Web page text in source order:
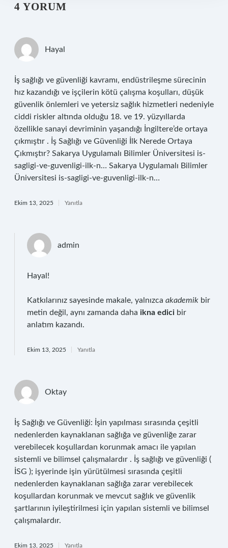
4 YORUM
Hayal
İş sağlığı ve güvenliği kavramı, endüstrileşme sürecinin
hız kazandığı ve işçilerin kötü çalışma koşulları, düşük
güvenlik önlemleri ve yetersiz sağlık hizmetleri nedeniyle
ciddi riskler altında olduğu 18. ve 19. yüzyıllarda
özellikle sanayi devriminin yaşandığı İngiltere’de ortaya
çıkmıştır . İş Sağlığı ve Güvenliği İlk Nerede Ortaya
Çıkmıştır? Sakarya Uygulamalı Bilimler Üniversitesi is-
sagligi-ve-guvenligi-ilk-n… Sakarya Uygulamalı Bilimler
Üniversitesi is-sagligi-ve-guvenligi-ilk-n…
Ekim 13, 2025 Yanıtla
admin
Hayal!
Katkılarınız sayesinde makale, yalnızca akademik bir
metin değil, aynı zamanda daha ikna edici bir
anlatım kazandı.
Ekim 13, 2025 Yanıtla
Oktay
İş Sağlığı ve Güvenliği: İşin yapılması sırasında çeşitli
nedenlerden kaynaklanan sağlığa ve güvenliğe zarar
verebilecek koşullardan korunmak amacı ile yapılan
sistemli ve bilimsel çalışmalardır . İş sağlığı ve güvenliği (
İSG ); işyerinde işin yürütülmesi sırasında çeşitli
nedenlerden kaynaklanan sağlığa zarar verebilecek
koşullardan korunmak ve mevcut sağlık ve güvenlik
şartlarının iyileştirilmesi için yapılan sistemli ve bilimsel
çalışmalardır.
Ekim 13, 2025 Yanıtla